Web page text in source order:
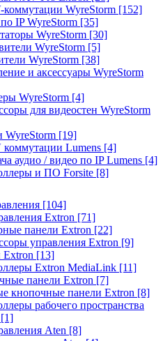
WyreStorm [152]
IP WyreStorm [35]
WyreStorm [30]
WyreStorm [5]
WyreStorm [38]
и аксессуары WyreStorm
WyreStorm [4]
для видеостен WyreStorm
WyreStorm [19]
Lumens [4]
аудио / видео по IP Lumens [4]
и ПО Forsite [8]
[104]
Extron [71]
панели Extron [22]
управления Extron [9]
[13]
Extron MediaLink [11]
панели Extron [7]
кнопочные панели Extron [8]
рабочего пространства
[1]
Aten [8]